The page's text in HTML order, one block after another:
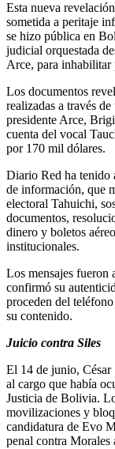
Esta nueva
sometida a peritaje
se hizo pública en
judicial orquestada
Arce, para inhabilitar
Los documentos
realizadas a través
presidente Arce,
cuenta del vocal
por 170 mil dólares.
Diario Red ha tenido
de información, que
electoral Tahuichi,
documentos,
dinero y boletos
institucionales.
Los mensajes fueron
confirmó su
proceden del
su contenido.
Juicio contra Siles
El 14 de junio, César
al cargo que había
Justicia de Bolivia.
movilizaciones y
candidatura de Evo
penal contra Morales